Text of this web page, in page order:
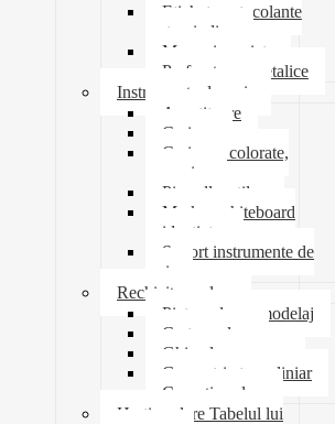
Etichete autocolante
carton indigo
Mape si serviete
Perforatoare metalice
Instrumente de scris
Ascutitoare
Carioca
Creioane colorate,
mecanice
Pix roller stilou
Marker whiteboard
evidentiator
Suport instrumente de
scris
Rechizite scolare
Pictura desen modelaj
Creta scolara
Ghiozdane penare
Geometrie trusa liniar
Coperti scolare
Harti scolare Tabelul lui